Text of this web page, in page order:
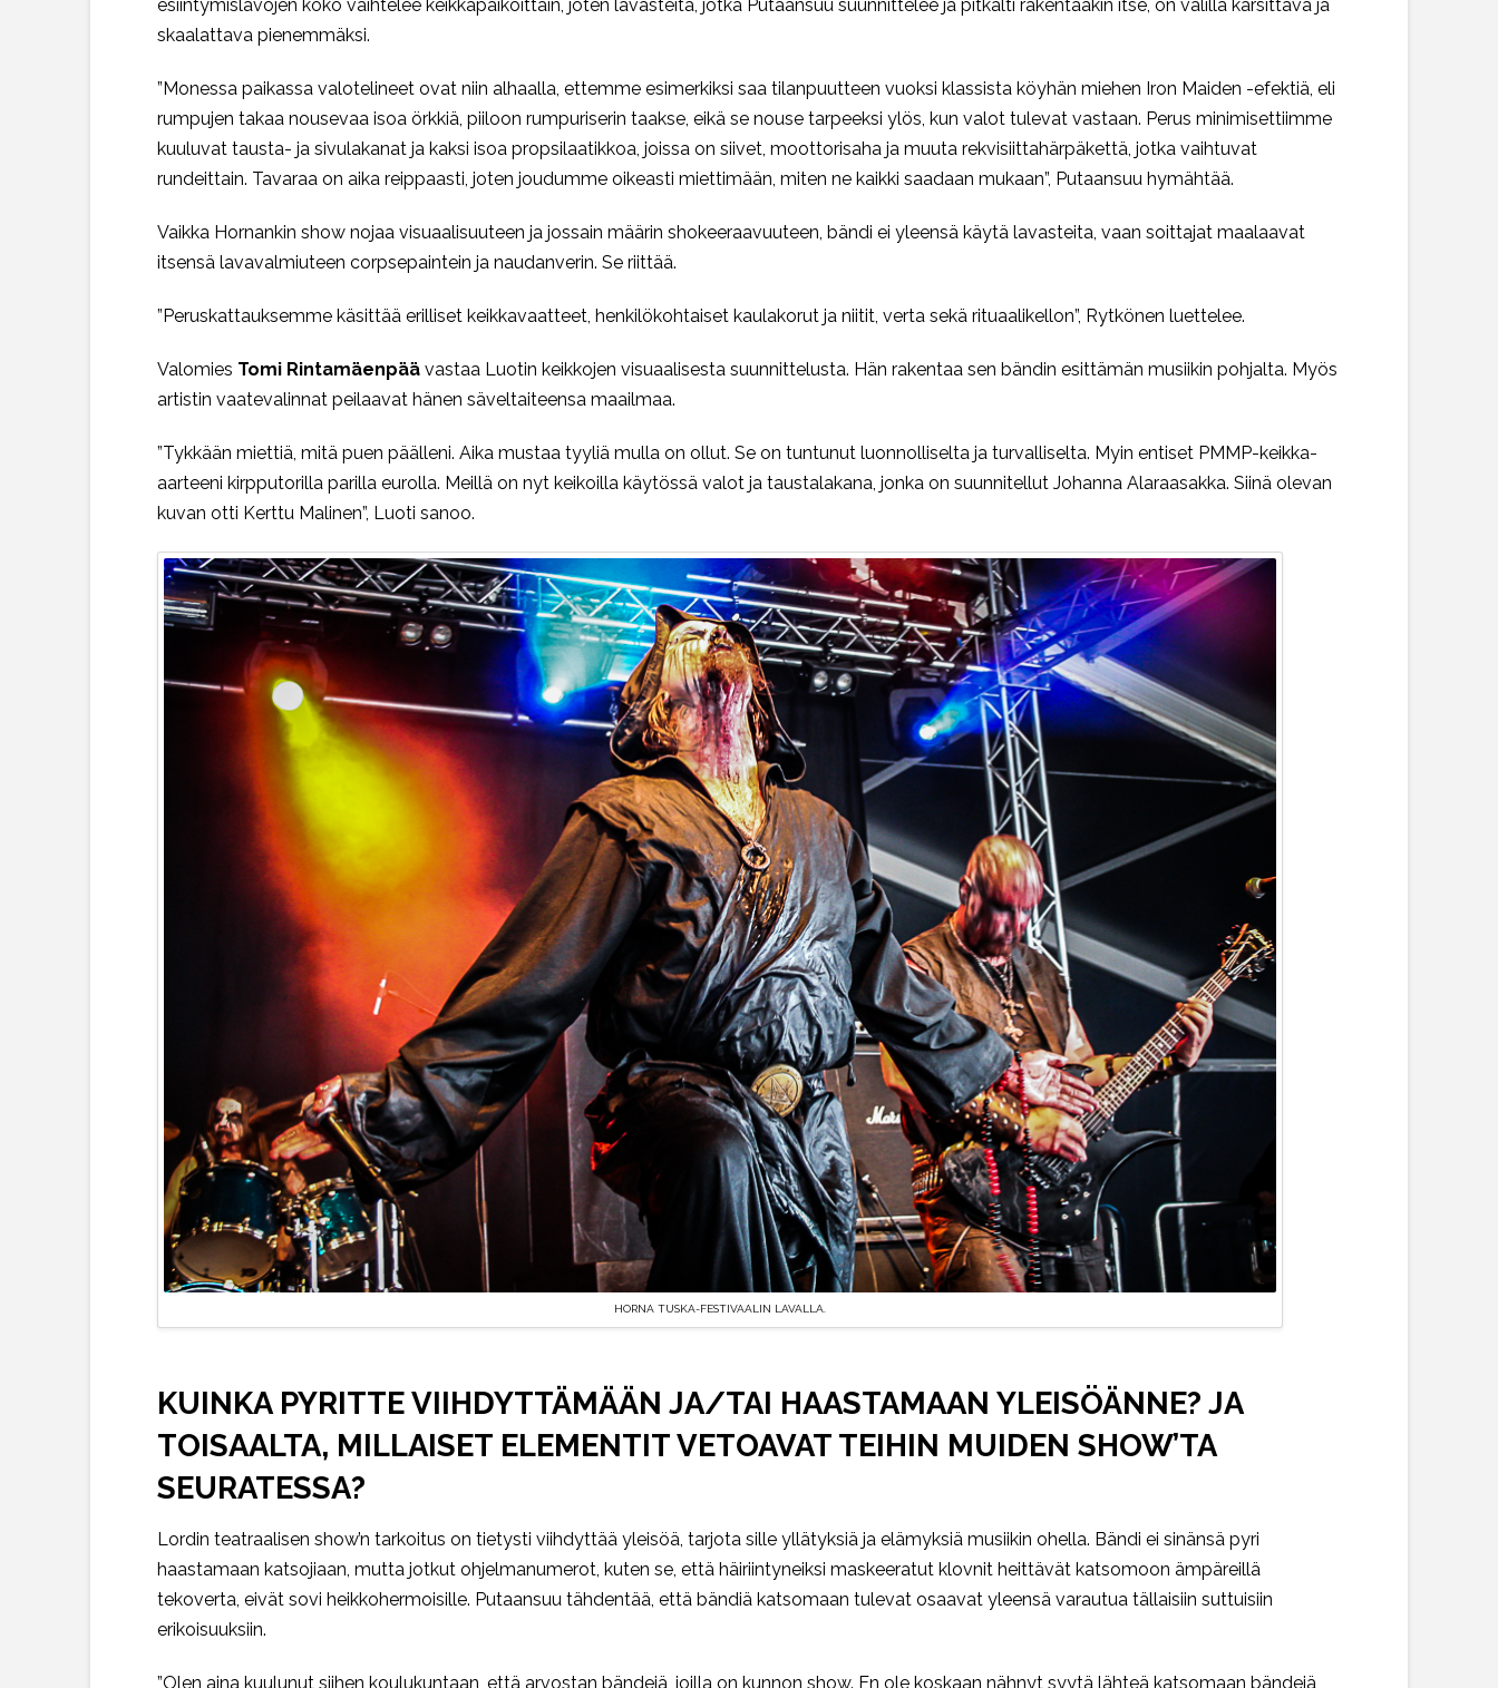
esiintymislavojen koko vaihtelee keikkapaikoittain, joten lavasteita, jotka Putaansuu suunnittelee ja pitkälti rakentaakin itse, on välillä karsittava ja
skaalattava pienemmäksi.
”Monessa paikassa valotelineet ovat niin alhaalla, ettemme esimerkiksi saa tilanpuutteen vuoksi klassista köyhän miehen Iron Maiden -efektiä, eli
rumpujen takaa nousevaa isoa örkkiä, piiloon rumpuriserin taakse, eikä se nouse tarpeeksi ylös, kun valot tulevat vastaan. Perus minimisettiimme
kuuluvat tausta- ja sivulakanat ja kaksi isoa propsilaatikkoa, joissa on siivet, moottorisaha ja muuta rekvisiittahärpäkettä, jotka vaihtuvat
rundeittain. Tavaraa on aika reippaasti, joten joudumme oikeasti miettimään, miten ne kaikki saadaan mukaan”, Putaansuu hymähtää.
Vaikka Hornankin show nojaa visuaalisuuteen ja jossain määrin shokeeraavuuteen, bändi ei yleensä käytä lavasteita, vaan soittajat maalaavat
itsensä lavavalmiuteen corpsepaintein ja naudanverin. Se riittää.
”Peruskattauksemme käsittää erilliset keikkavaatteet, henkilökohtaiset kaulakorut ja niitit, verta sekä rituaalikellon”, Rytkönen luettelee.
Valomies Tomi Rintamäenpäävastaa Luotin keikkojen visuaalisesta suunnittelusta. Hän rakentaa sen bändin esittämän musiikin pohjalta. Myös
artistin vaatevalinnat peilaavat hänen säveltaiteensa maailmaa.
”Tykkään miettiä, mitä puen päälleni. Aika mustaa tyyliä mulla on ollut. Se on tuntunut luonnolliselta ja turvalliselta. Myin entiset PMMP-keikka-
aarteeni kirpputorilla parilla eurolla. Meillä on nyt keikoilla käytössä valot ja taustalakana, jonka on suunnitellut Johanna Alaraasakka. Siinä olevan
kuvan otti Kerttu Malinen”, Luoti sanoo.
HORNA TUSKA-FESTIVAALIN LAVALLA.
KUINKA PYRITTE VIIHDYTTÄMÄÄN JA/TAI HAASTAMAAN YLEISÖÄNNE? JA
TOISAALTA, MILLAISET ELEMENTIT VETOAVAT TEIHIN MUIDEN SHOW’TA
SEURATESSA?
Lordin teatraalisen show’n tarkoitus on tietysti viihdyttää yleisöä, tarjota sille yllätyksiä ja elämyksiä musiikin ohella. Bändi ei sinänsä pyri
haastamaan katsojiaan, mutta jotkut ohjelmanumerot, kuten se, että häiriintyneiksi maskeeratut klovnit heittävät katsomoon ämpäreillä
tekoverta, eivät sovi heikkohermoisille. Putaansuu tähdentää, että bändiä katsomaan tulevat osaavat yleensä varautua tällaisiin suttuisiin
erikoisuuksiin.
”Olen aina kuulunut siihen koulukuntaan, että arvostan bändejä, joilla on kunnon show. En ole koskaan nähnyt syytä lähteä katsomaan bändejä,